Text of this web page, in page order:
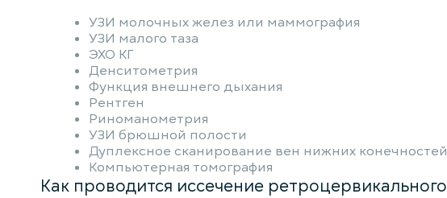
УЗИ молочных желез или маммография
УЗИ малого таза
ЭХО КГ
Денситометрия
Функция внешнего дыхания
Рентген
Риноманометрия
УЗИ брюшной полости
Дуплексное сканирование вен нижних конечностей
Компьютерная томография
Как проводится иссечение